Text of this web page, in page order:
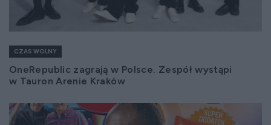
CZAS WOLNY
OneRepublic zagrają w Polsce. Zespół wystąpi
w Tauron Arenie Kraków